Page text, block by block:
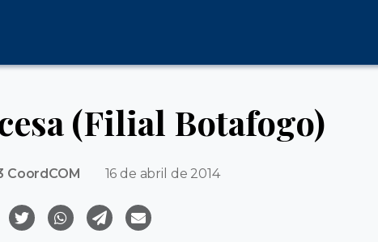
(Filial Botafogo)
CoordCOM 16 de abril de 2014